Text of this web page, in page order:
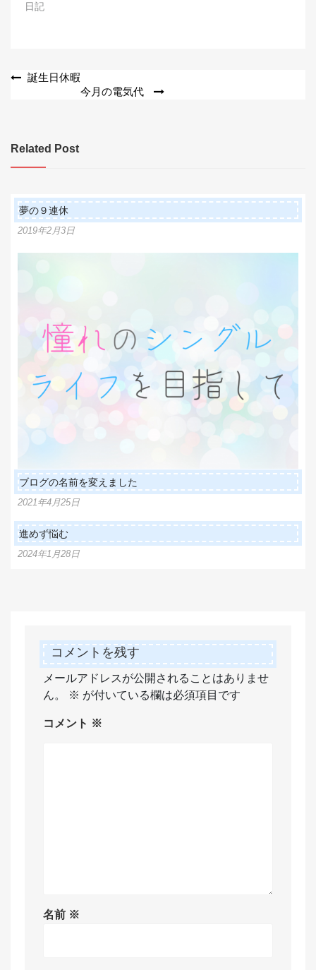
日記
投
ビ
ゲ
シ
ョ
ン
誕生日休暇
今月の電気代
Related Post
夢の９連休
2019年2月3日
ブログの名前を変えました
2021年4月25日
進めず悩む
2024年1月28日
コメントを残す
メールアドレスが公開されることはありませ
ん。
※ が付いている欄は必須項目です
コメント ※
名前 ※